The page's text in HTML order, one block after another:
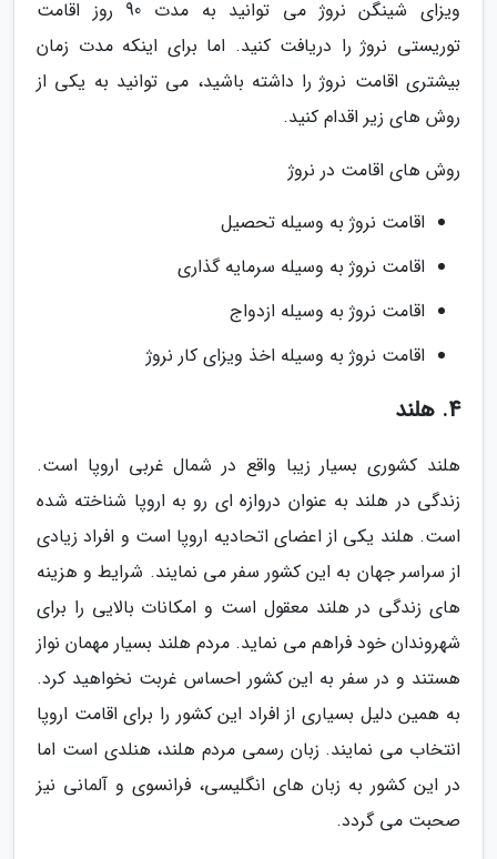
ویزای شینگن نروژ می توانید به مدت 90 روز اقامت
توریستی نروژ را دریافت کنید. اما برای اینکه مدت زمان
بیشتری اقامت نروژ را داشته باشید، می توانید به یکی از
روش های زیر اقدام کنید.
روش های اقامت در نروژ
اقامت نروژ به وسیله تحصیل
اقامت نروژ به وسیله سرمایه گذاری
اقامت نروژ به وسیله ازدواج
اقامت نروژ به وسیله اخذ ویزای کار نروژ
4. هلند
هلند کشوری بسیار زیبا واقع در شمال غربی اروپا است.
زندگی در هلند به عنوان دروازه ای رو به اروپا شناخته شده
است. هلند یکی از اعضای اتحادیه اروپا است و افراد زیادی
از سراسر جهان به این کشور سفر می نمایند. شرایط و هزینه
های زندگی در هلند معقول است و امکانات بالایی را برای
شهروندان خود فراهم می نماید. مردم هلند بسیار مهمان نواز
هستند و در سفر به این کشور احساس غربت نخواهید کرد.
به همین دلیل بسیاری از افراد این کشور را برای اقامت اروپا
انتخاب می نمایند. زبان رسمی مردم هلند، هنلدی است اما
در این کشور به زبان های انگلیسی، فرانسوی و آلمانی نیز
صحبت می گردد.